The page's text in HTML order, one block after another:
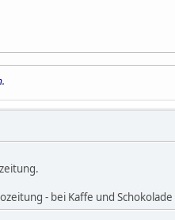
- bei Kaffe und